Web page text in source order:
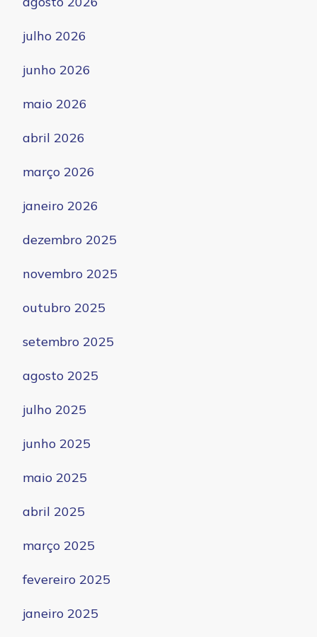
julho 2026
junho 2026
maio 2026
abril 2026
março 2026
janeiro 2026
dezembro 2025
novembro 2025
outubro 2025
setembro 2025
agosto 2025
julho 2025
junho 2025
maio 2025
abril 2025
março 2025
fevereiro 2025
janeiro 2025